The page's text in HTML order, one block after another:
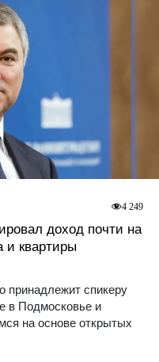
доход почти на
и квартиры
принадлежит спикеру
в Подмосковье и
на основе открытых
4 249